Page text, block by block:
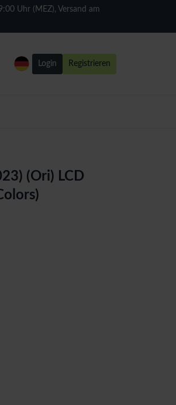
Uhr (MEZ), Versand am
Login Registrieren
(Ori) LCD